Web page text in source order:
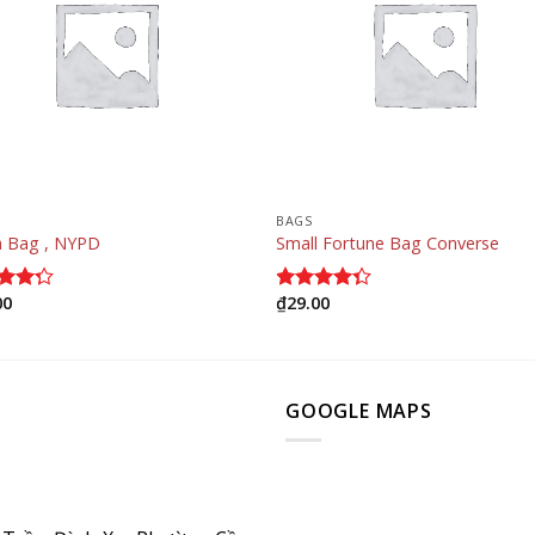
Bag , NYPD
BAGS
Small Fortune Bag Converse
Được xếp
₫29.00
GOOGLE MAPS